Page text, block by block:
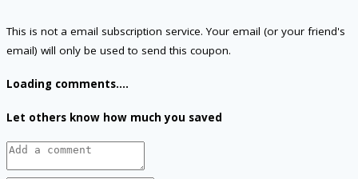
This is not a email subscription service. Your email (or your friend's
email) will only be used to send this coupon.
Loading comments....
Let others know how much you saved